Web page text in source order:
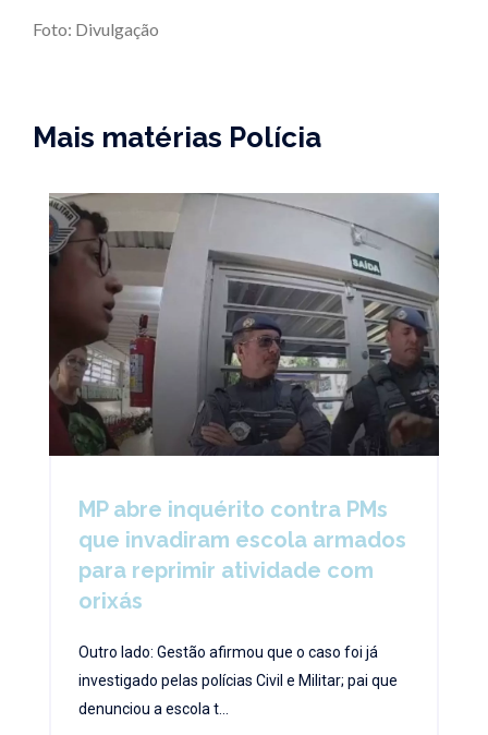
Foto: Divulgação
Mais matérias Polícia
MP abre inquérito contra PMs
que invadiram escola armados
para reprimir atividade com
orixás
Outro lado: Gestão afirmou que o caso foi já
investigado pelas polícias Civil e Militar; pai que
denunciou a escola t...